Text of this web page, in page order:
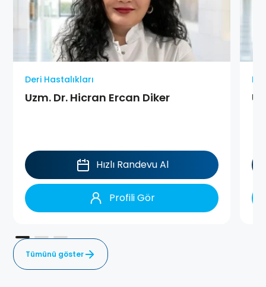
Deri Hastalıkları
Uzm. Dr. Hicran Ercan Diker
Hızlı Randevu Al
Profili Gör
Tümünü göster